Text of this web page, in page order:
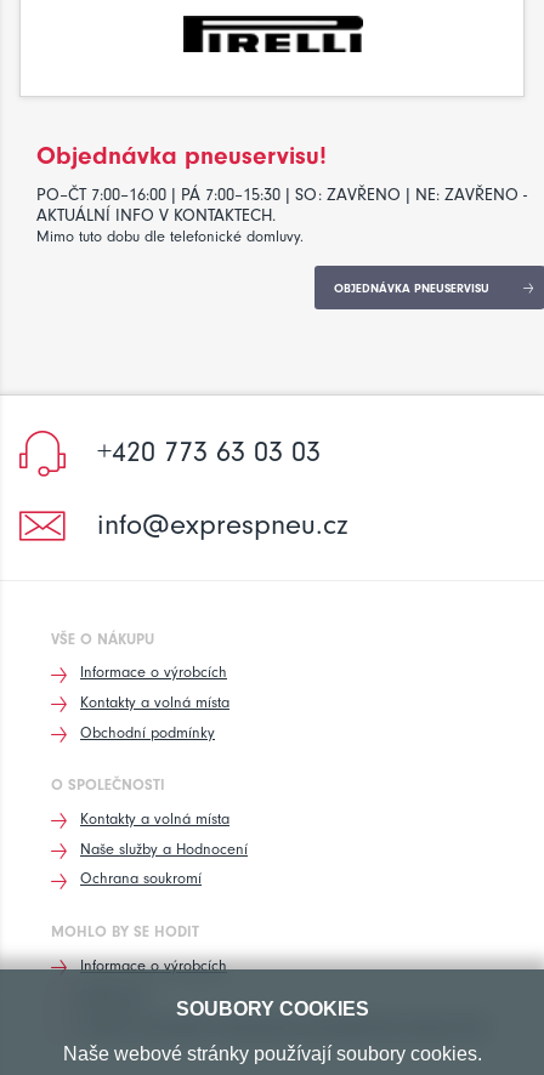
Objednávka pneuservisu!
PO–ČT 7:00–16:00 | PÁ 7:00–15:30 | SO: ZAVŘENO | NE: ZAVŘENO -
AKTUÁLNÍ INFO V KONTAKTECH.
Mimo tuto dobu dle telefonické domluvy.
OBJEDNÁVKA PNEUSERVISU
+420 773 63 03 03
info@exprespneu.cz
VŠE O NÁKUPU
Informace o výrobcích
Kontakty a volná místa
Obchodní podmínky
O SPOLEČNOSTI
Kontakty a volná místa
Naše služby a Hodnocení
Ochrana soukromí
MOHLO BY SE HODIT
Informace o výrobcích
SOUBORY COOKIES
Naše webové stránky používají soubory cookies.